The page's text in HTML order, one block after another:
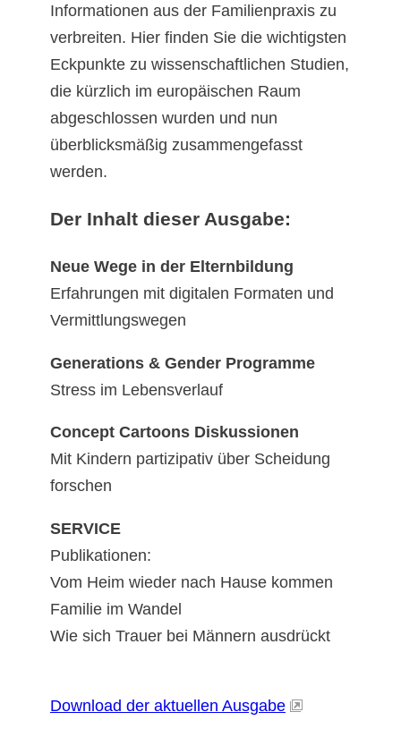
Informationen aus der Familienpraxis zu
verbreiten. Hier finden Sie die wichtigsten
Eckpunkte zu wissenschaftlichen Studien,
die kürzlich im europäischen Raum
abgeschlossen wurden und nun
überblicksmäßig zusammengefasst
werden.
Der Inhalt dieser Ausgabe:
Neue Wege in der Elternbildung
Erfahrungen mit digitalen Formaten und
Vermittlungswegen
Generations & Gender Programme
Stress im Lebensverlauf
Concept Cartoons Diskussionen
Mit Kindern partizipativ über Scheidung
forschen
SERVICE
Publikationen:
Vom Heim wieder nach Hause kommen
Familie im Wandel
Wie sich Trauer bei Männern ausdrückt
Download der aktuellen Ausgabe